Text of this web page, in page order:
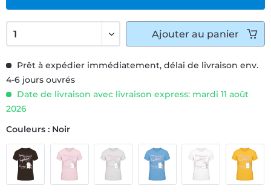
Prêt à expédier immédiatement, délai de livraison env.
4-6 jours ouvrés
Date de livraison avec livraison express: mardi 11 août
2026
Couleurs : Noir
Ajouter au panier